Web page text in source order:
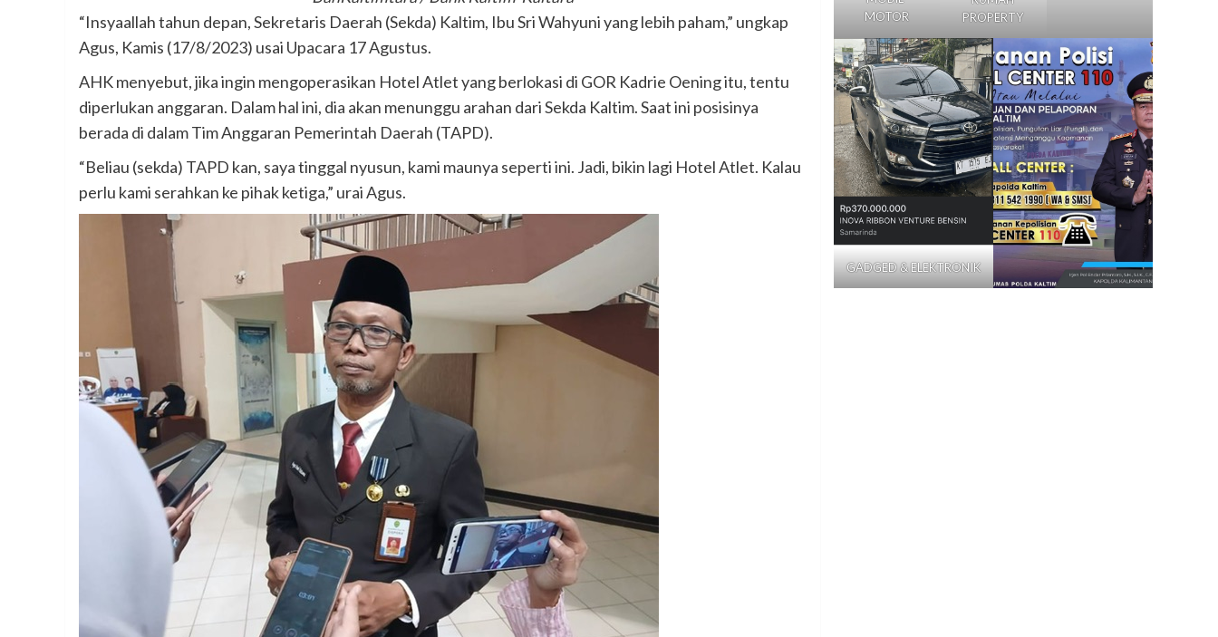
“Insyaallah tahun depan, Sekretaris Daerah (Sekda) Kaltim, Ibu Sri Wahyuni yang lebih paham,” ungkap
Agus, Kamis (17/8/2023) usai Upacara 17 Agustus.
AHK menyebut, jika ingin mengoperasikan Hotel Atlet yang berlokasi di GOR Kadrie Oening itu, tentu
diperlukan anggaran. Dalam hal ini, dia akan menunggu arahan dari Sekda Kaltim. Saat ini posisinya
berada di dalam Tim Anggaran Pemerintah Daerah (TAPD).
“Beliau (sekda) TAPD kan, saya tinggal nyusun, kami maunya seperti ini. Jadi, bikin lagi Hotel Atlet. Kalau
perlu kami serahkan ke pihak ketiga,” urai Agus.
MOTOR
PROPERTY
GADGED & ELEKTRONIK